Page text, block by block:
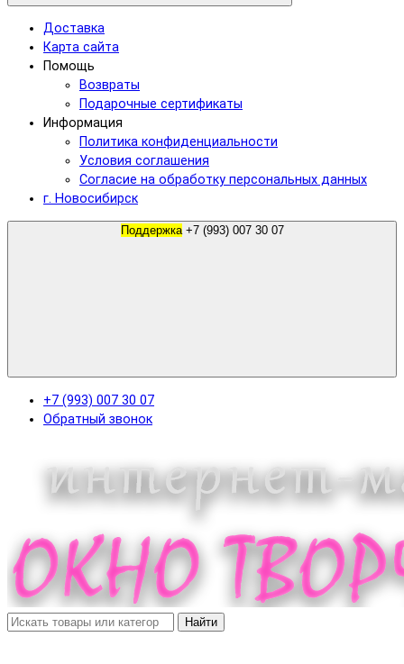
Доставка
Карта сайта
Помощь
Возвраты
Подарочные сертификаты
Информация
Политика конфиденциальности
Условия соглашения
Согласие на обработку персональных данных
г. Новосибирск
Поддержка +7 (993) 007 30 07
+7 (993) 007 30 07
Обратный звонок
Найти